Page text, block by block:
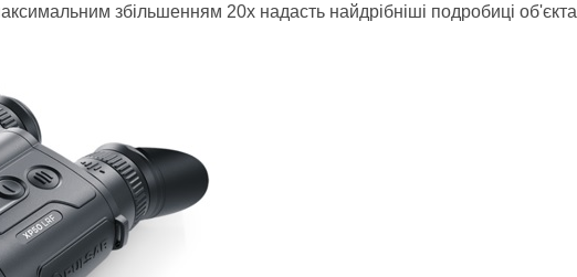
збільшенням 20х надасть найдрібніші подробиці об'єкта